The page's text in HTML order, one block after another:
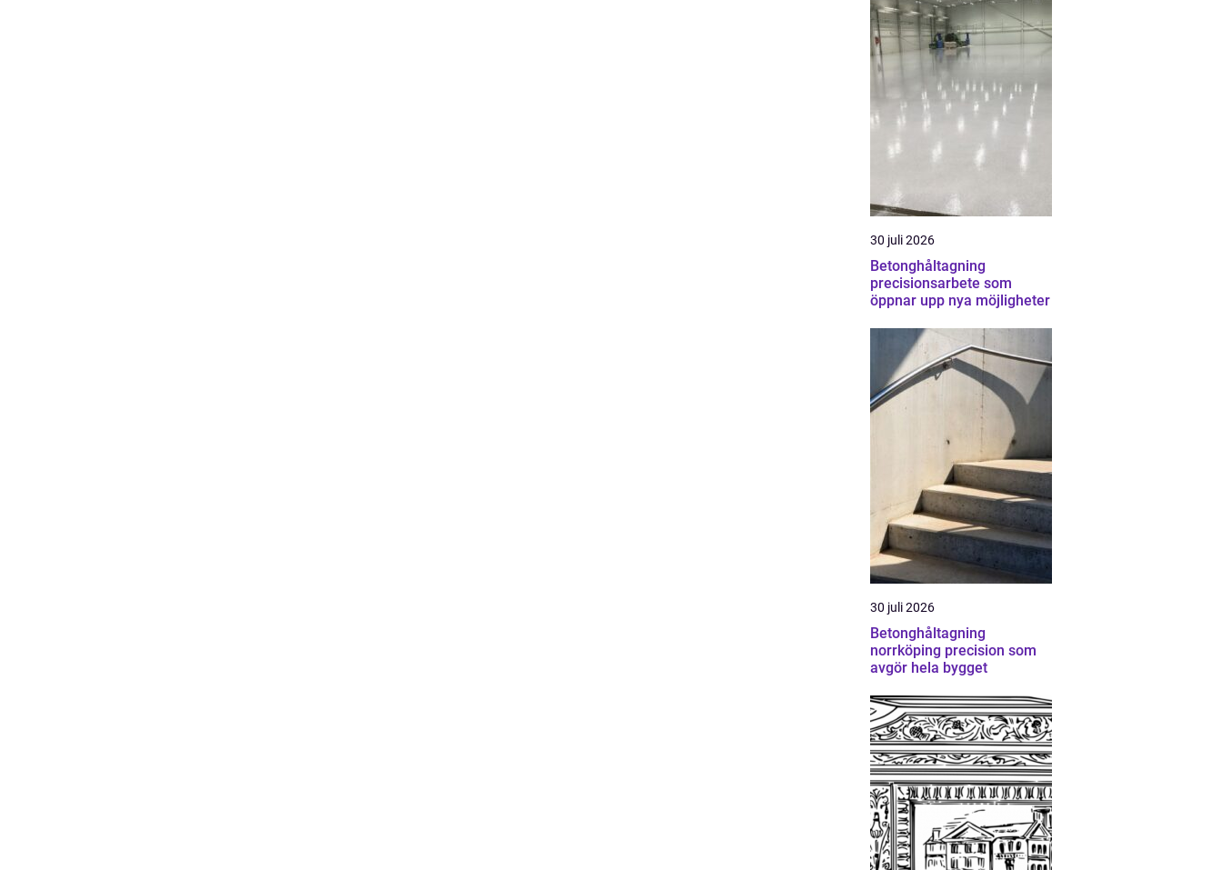
30 juli 2026
Betonghåltagning
precisionsarbete som
öppnar upp nya möjligheter
30 juli 2026
Betonghåltagning
norrköping precision som
avgör hela bygget